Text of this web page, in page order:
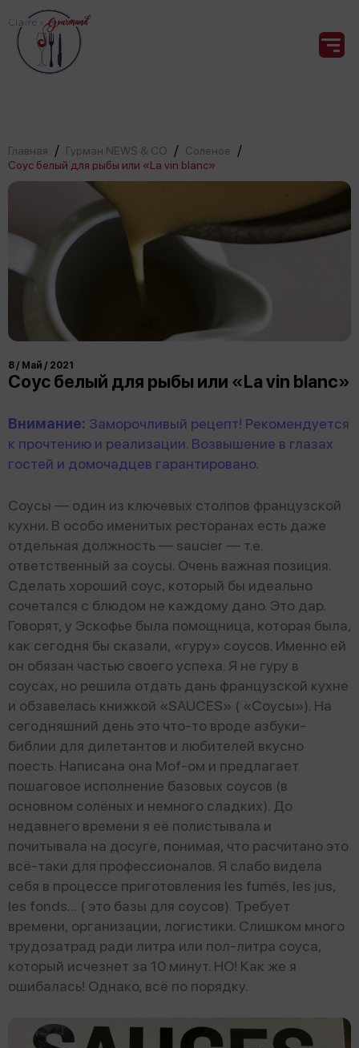
Главная / Гурман NEWS & CO / Соленое /
Соус белый для рыбы или «La vin blanc»
Соус белый для рыбы или «La vin blanc»
8 / Май / 2021
Внимание: Заморочливый рецепт! Рекомендуется
к прочтению и реализации. Возвышение в глазах
гостей и домочадцев гарантировано.
Соусы — один из ключевых столпов французской
кухни. В особо именитых ресторанах есть даже
отдельная должность — saucier — т.е.
ответственный за соусы. Очень важная позиция.
Сделать хороший соус, который бы идеально
сочетался с блюдом не каждому дано. Это дар.
Говорят, у Эскофье была помощница, которая была,
как сегодня бы сказали, «гуру» соусов. Именно ей
он обязан частью своего успеха. Я не гуру в
соусах, но решила отдать дань французской кухне
и обзавелась книжкой «SAUCES» ( «Соусы»). На
сегодняшний день это что-то вроде азбуки-
библии для дилетантов и любителей вкусно
поесть. Написана она Mof-ом и предлагает
пошаговое исполнение базовых соусов (в
основном солёных и немного сладких). До
недавнего времени я её полистывала и
почитывала на досуге, понимая, что расчитано это
всё-таки для профессионалов. Я слабо видела
себя в процессе приготовления les fumés, les jus,
les fonds… ( это базы для соусов). Требует
времени, организации, логистики. Слишком много
трудозатрад ради литра или пол-литра соуса,
который исчезнет за 10 минут. НО! Как же я
ошибалась! Однако, всё по порядку.